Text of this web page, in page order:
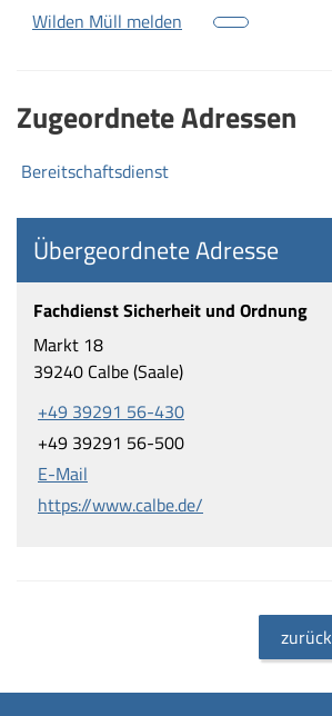
Wilden Müll melden
Zugeordnete Adressen
Bereitschaftsdienst
Übergeordnete Adresse
Fachdienst Sicherheit und Ordnung
Markt 18
39240 Calbe (Saale)
+49 39291 56-430
+49 39291 56-500
E-Mail
https://www.calbe.de/
zurück